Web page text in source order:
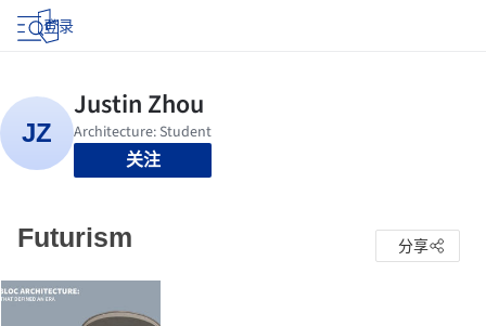
登录
关注
Futurism 分享